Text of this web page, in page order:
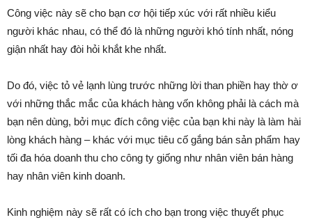
Công việc này sẽ cho bạn cơ hội tiếp xúc với rất nhiều kiểu
người khác nhau, có thể đó là những người khó tính nhất, nóng
giận nhất hay đòi hỏi khắt khe nhất.
Do đó, việc tỏ vẻ lạnh lùng trước những lời than phiền hay thờ ơ
với những thắc mắc của khách hàng vốn không phải là cách mà
bạn nên dùng, bởi mục đích công việc của bạn khi này là làm hài
lòng khách hàng – khác với mục tiêu cố gắng bán sản phẩm hay
tối đa hóa doanh thu cho công ty giống như nhân viên bán hàng
hay nhân viên kinh doanh.
Kinh nghiệm này sẽ rất có ích cho bạn trong việc thuyết phục